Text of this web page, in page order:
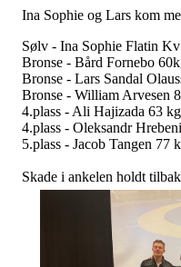
Ina Sophie og Lars kom
Sølv - Ina Sophie Flatin
Bronse - Bård Fornebo
Bronse - Lars Sandal
Bronse - William Arvesen
4.plass - Ali Hajizada 63 kg
4.plass - Oleksandr
5.plass - Jacob Tangen 77
Skade i ankelen holdt